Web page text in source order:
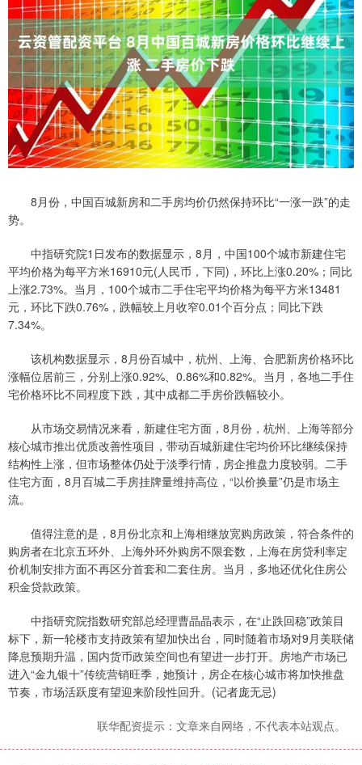
8月份，中国百城新房和二手房均价仍然保持环比“一涨一跌”的走
势。
中指研究院1日发布的数据显示，8月，中国100个城市新建住宅
平均价格为每平方米16910元(人民币，下同)，环比上涨0.20%；同比
上涨2.73%。当月，100个城市二手住宅平均价格为每平方米13481
元，环比下跌0.76%，跌幅较上月收窄0.01个百分点；同比下跌
7.34%。
该机构数据显示，8月份百城中，杭州、上海、合肥新房价格环比
涨幅位居前三，分别上涨0.92%、0.86%和0.82%。当月，各地二手住
宅价格环比不同程度下跌，其中成都二手房价跌幅较小。
从市场交易情况来看，新建住宅方面，8月份，杭州、上海等部分
核心城市推出优质改善性项目，带动百城新建住宅均价环比继续保持
结构性上涨，但市场整体仍处于淡季行情，房企推盘力度较弱。二手
住宅方面，8月百城二手房挂牌量维持高位，“以价换量”仍是市场主
流。
值得注意的是，8月份北京和上海相继放宽购房政策，符合条件的
购房者在北京五环外、上海外环外购房不限套数，上海在房贷利率定
价机制安排方面不再区分首套和二套住房。当月，多地还优化住房公
积金贷款政策。
中指研究院指数研究部总经理曹晶晶表示，在“止跌回稳”政策目
标下，新一轮楼市支持政策有望加快出台，同时随着市场对9月美联储
降息预期升温，国内货币政策空间也有望进一步打开。房地产市场已
进入“金九银十”传统营销旺季，她预计，房企在核心城市将加快推盘
节奏，市场活跃度有望迎来阶段性回升。(记者庞无忌)
联华配资提示：文章来自网络，不代表本站观点。